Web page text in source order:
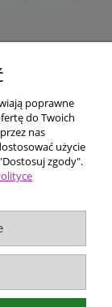
poprawne
do Twoich
nas
użycie
zgody".